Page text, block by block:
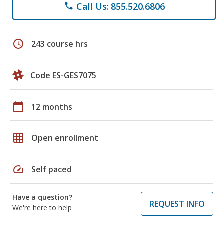
phone Call Us: 855.520.6806
schedule 243 course hrs
Code ES-GES7075
calendar_today 12 months
grid_on Open enrollment
speed Self paced
Have a question?
We're here to help
REQUEST INFO